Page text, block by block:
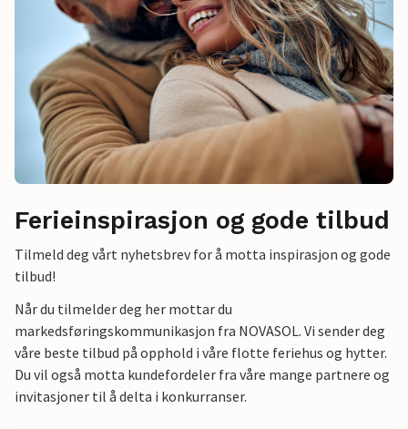
Ferieinspirasjon og gode tilbud
Tilmeld deg vårt nyhetsbrev for å motta inspirasjon og gode
tilbud!
Når du tilmelder deg her mottar du
markedsføringskommunikasjon fra NOVASOL. Vi sender deg
våre beste tilbud på opphold i våre flotte feriehus og hytter.
Du vil også motta kundefordeler fra våre mange partnere og
invitasjoner til å delta i konkurranser.